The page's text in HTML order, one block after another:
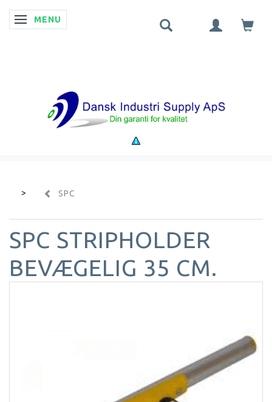
SKIFTE NAVIGATION
MENU
SPC
SPC STRIPHOLDER
BEVÆGELIG 35 CM.